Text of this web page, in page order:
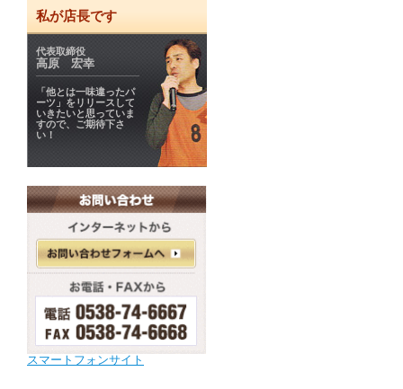
私が店長です
代表取締役
高原 宏幸
「他とは一味違ったパ
ーツ」をリリースして
いきたいと思っていま
すので、ご期待下さ
い！
スマートフォンサイト